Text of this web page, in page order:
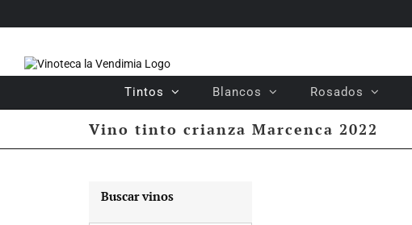
Tintos Blancos Rosados
Vino tinto crianza Marcenca 2022
Buscar vinos